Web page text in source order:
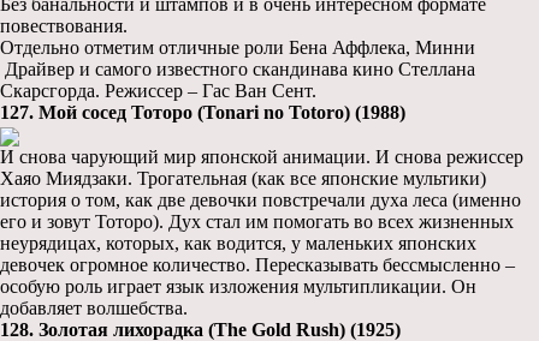
Без банальности и штампов и в очень интересном формате
повествования.
Отдельно отметим отличные роли Бена Аффлека, Минни
Драйвер и самого известного скандинава кино Стеллана
Скарсгорда. Режиссер – Гас Ван Сент.
127. Мой сосед Тоторо (Tonari no Totoro) (1988)
И снова чарующий мир японской анимации. И снова режиссер
Хаяо Миядзаки. Трогательная (как все японские мультики)
история о том, как две девочки повстречали духа леса (именно
его и зовут Тоторо). Дух стал им помогать во всех жизненных
неурядицах, которых, как водится, у маленьких японских
девочек огромное количество. Пересказывать бессмысленно –
особую роль играет язык изложения мультипликации. Он
добавляет волшебства.
128. Золотая лихорадка (The Gold Rush) (1925)